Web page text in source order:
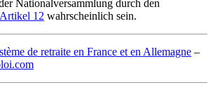
Nationalversammlung durch den
Artikel 12 wahrscheinlich sein.
de retraite en France et en Allemagne –